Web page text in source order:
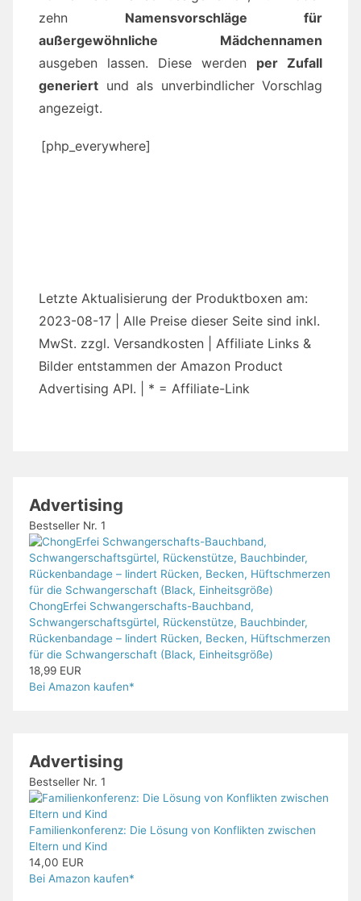
zehn Namensvorschläge für
außergewöhnliche Mädchennamen
ausgeben lassen. Diese werden per Zufall
generiert und als unverbindlicher Vorschlag
angezeigt.
[php_everywhere]
Letzte Aktualisierung der Produktboxen am:
2023-08-17 | Alle Preise dieser Seite sind inkl.
MwSt. zzgl. Versandkosten | Affiliate Links &
Bilder entstammen der Amazon Product
Advertising API. | * = Affiliate-Link
Advertising
Bestseller Nr. 1
ChongErfei Schwangerschafts-Bauchband,
Schwangerschaftsgürtel, Rückenstütze, Bauchbinder,
Rückenbandage – lindert Rücken, Becken, Hüftschmerzen
für die Schwangerschaft (Black, Einheitsgröße)
18,99 EUR
Bei Amazon kaufen*
Advertising
Bestseller Nr. 1
Familienkonferenz: Die Lösung von Konflikten zwischen
Eltern und Kind
14,00 EUR
Bei Amazon kaufen*